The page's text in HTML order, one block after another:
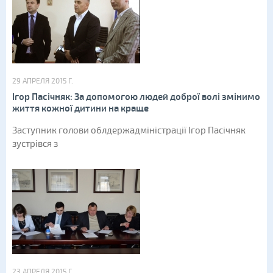
29 АПРЕЛЯ 2015 Г.
Ігор Пасічняк: За допомогою людей доброї волі змінимо
життя кожної дитини на краще
Заступник голови облдержадміністрації Ігор Пасічняк
зустрівся з